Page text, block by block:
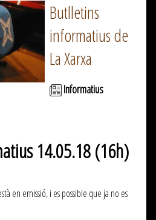
Butlletins
informatius de
La Xarxa
Informatius
14.05.18 (16h)
en emissió, i es possible que ja no es